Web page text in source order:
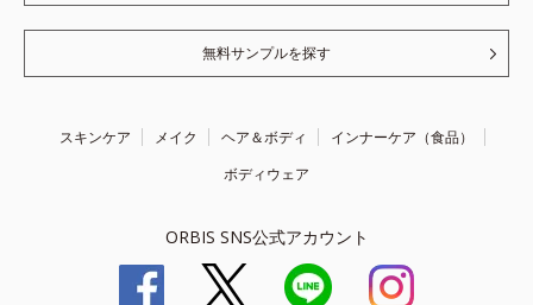
無料サンプルを探す
スキンケア メイク ヘア＆ボディ
インナーケア（食品）
ボディウェア
ORBIS SNS公式アカウント